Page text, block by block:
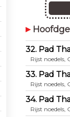
32. Pad
Rijst noedels,
33. Pad
Rijst noedels,
34. Pad
Rijst noedels,